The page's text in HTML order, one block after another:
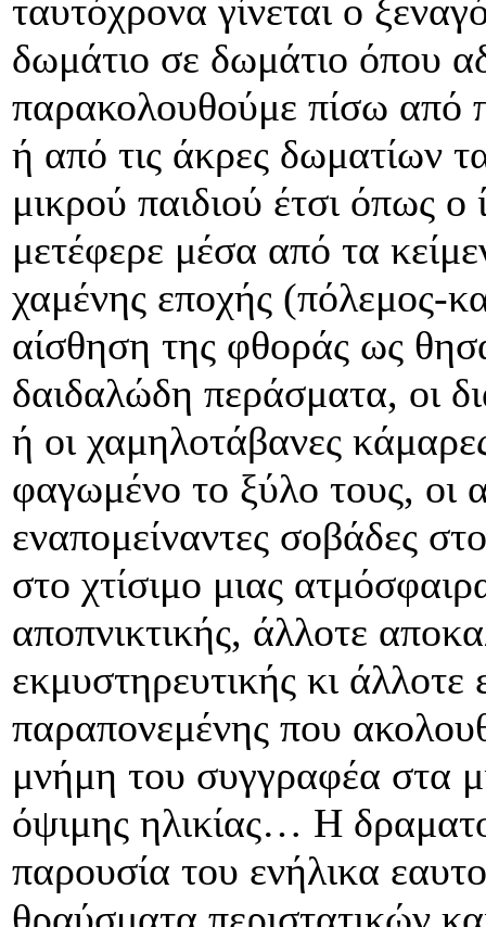
ταυτόχρονα γίνεται ο
δωμάτιο σε δωμάτιο όπου
παρακολουθούμε πίσω από
ή από τις άκρες δωματίων
μικρού παιδιού έτσι όπως ο
μετέφερε μέσα από τα
χαμένης εποχής (πόλεμος-
αίσθηση της φθοράς ως
δαιδαλώδη περάσματα, οι
ή οι χαμηλοτάβανες
φαγωμένο το ξύλο τους, οι
εναπομείναντες σοβάδες
στο χτίσιμο μιας
αποπνικτικής, άλλοτε
εκμυστηρευτικής κι
παραπονεμένης που
μνήμη του συγγραφέα στα
όψιμης ηλικίας… Η
παρουσία του ενήλικα